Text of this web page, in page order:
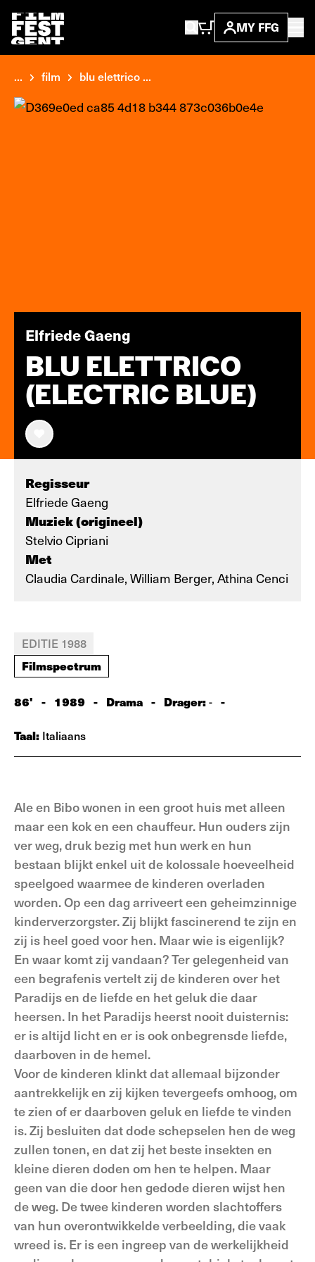
MY FFG
... film blu elettrico ...
Elfriede Gaeng
BLU ELETTRICO
(ELECTRIC BLUE)
Regisseur
Elfriede Gaeng
Muziek (origineel)
Stelvio Cipriani
Met
Claudia Cardinale, William Berger, Athina Cenci
EDITIE 1988
Filmspectrum
86' - 1989 - Drama - Drager:- -
Taal: Italiaans
Ale en Bibo wonen in een groot huis met alleen
maar een kok en een chauffeur. Hun ouders zijn
ver weg, druk bezig met hun werk en hun
bestaan blijkt enkel uit de kolossale hoeveelheid
speelgoed waarmee de kinderen overladen
worden. Op een dag arriveert een geheimzinnige
kinderverzorgster. Zij blijkt fascinerend te zijn en
zij is heel goed voor hen. Maar wie is eigenlijk?
En waar komt zij vandaan? Ter gelegenheid van
een begrafenis vertelt zij de kinderen over het
Paradijs en de liefde en het geluk die daar
heersen. In het Paradijs heerst nooit duisternis:
er is altijd licht en er is ook onbegrensde liefde,
daarboven in de hemel.
Voor de kinderen klinkt dat allemaal bijzonder
aantrekkelijk en zij kijken tevergeefs omhoog, om
te zien of er daarboven geluk en liefde te vinden
is. Zij besluiten dat dode schepselen hen de weg
zullen tonen, en dat zij het beste insekten en
kleine dieren doden om hen te helpen. Maar
geen van die door hen gedode dieren wijst hen
de weg. De twee kinderen worden slachtoffers
van hun overontwikkelde verbeelding, die vaak
wreed is. Er is een ingreep van de werkelijkheid